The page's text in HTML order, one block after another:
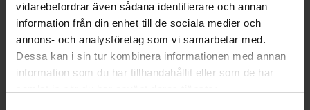
vidarebefordrar även sådana identifierare och annan
information från din enhet till de sociala medier och
annons- och analysföretag som vi samarbetar med.
Dessa kan i sin tur kombinera informationen med annan
information som du har tillhandahållit eller som de har
5%